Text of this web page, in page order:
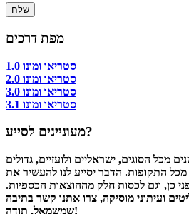
מפת דרכים
סטריאו ומונו 1.0
סטריאו ומונו 2.0
סטריאו ומונו 3.0
סטריאו ומונו 3.1
מעוניינים לסייע?
מכל הסוגים, ישראליים ולועזיים, גדולים
מכל התקופות. הדבר יסייע לנו להעשיר את
כן, וגם לכסות חלק מההוצאות הכספיות.
ועיתוני מוסיקה, צרו אתנו קשר בתיבה
שמשמאל. תודה!